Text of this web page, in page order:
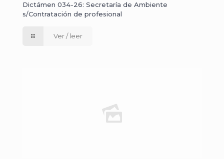
Dictámen 034-26: Secretaría de Ambiente
s/Contratación de profesional
Ver / leer